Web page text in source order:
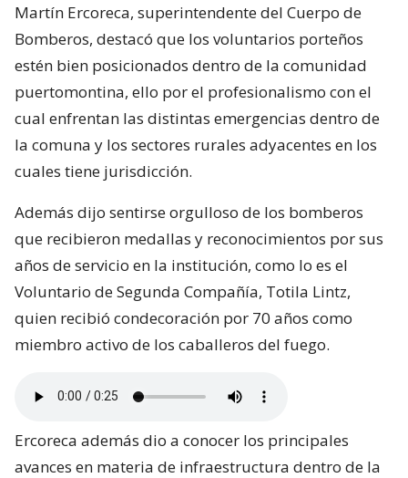
Martín Ercoreca, superintendente del Cuerpo de
Bomberos, destacó que los voluntarios porteños
estén bien posicionados dentro de la comunidad
puertomontina, ello por el profesionalismo con el
cual enfrentan las distintas emergencias dentro de
la comuna y los sectores rurales adyacentes en los
cuales tiene jurisdicción.
Además dijo sentirse orgulloso de los bomberos
que recibieron medallas y reconocimientos por sus
años de servicio en la institución, como lo es el
Voluntario de Segunda Compañía, Totila Lintz,
quien recibió condecoración por 70 años como
miembro activo de los caballeros del fuego.
Ercoreca además dio a conocer los principales
avances en materia de infraestructura dentro de la